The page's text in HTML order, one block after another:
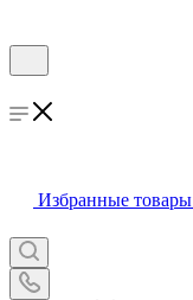
Избранные товары